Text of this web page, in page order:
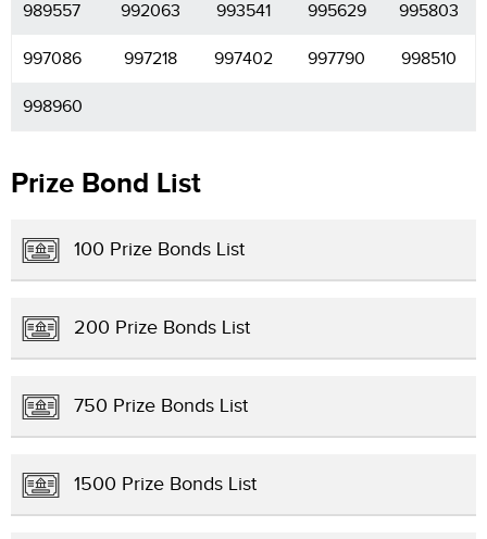
989557 992063 993541 995629 995803
997086 997218 997402 997790 998510
998960
Prize Bond List
100 Prize Bonds List
200 Prize Bonds List
750 Prize Bonds List
1500 Prize Bonds List